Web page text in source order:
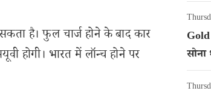
है। फुल चार्ज होने के बाद कार
होगी। भारत में लॉन्च होने पर
कैरेट
गोल्ड